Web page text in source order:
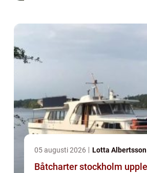
05 augusti 2026 Lotta Albertsson
Båtcharter stockholm upplev